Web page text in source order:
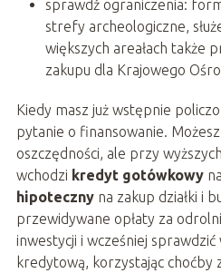
sprawdź ograniczenia:
strefy archeologiczne,
większych areałach także
zakupu dla Krajowego
Kiedy masz już wstępnie
pytanie o finansowanie.
oszczędności, ale przy
wchodzi kredyt gotówkowy
hipotecznyna zakup działki i
przewidywane opłaty za
inwestycji i wcześniej sprawdzić
kredytową, korzystając choćby